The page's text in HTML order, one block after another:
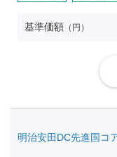
基準価額 （円）
明治安田DC先進国コ